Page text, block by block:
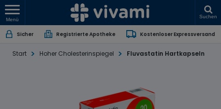
Menü
Suchen
Sicher Registrierte Apotheke Kostenloser Expressversand
Start Hoher Cholesterinspiegel Fluvastatin Hartkapseln